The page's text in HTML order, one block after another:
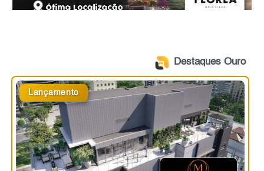
Destaques Ouro
Lançamento